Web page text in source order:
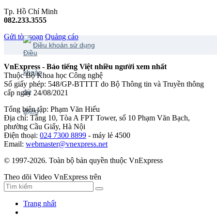
Tp. Hồ Chí Minh
082.233.3555
Gửi tòa soạn Quảng cáo
Điều khoản sử dụng
VnExpress - Báo tiếng Việt nhiều người xem nhất
Thuộc Bộ Khoa học Công nghệ
Số giấy phép: 548/GP-BTTTT do Bộ Thông tin và Truyền thông
cấp ngày 24/08/2021
Tổng biên tập: Phạm Văn Hiếu
Địa chỉ: Tầng 10, Tòa A FPT Tower, số 10 Phạm Văn Bạch,
phường Cầu Giấy, Hà Nội
Điện thoại: 024 7300 8899 - máy lẻ 4500
Email: webmaster@vnexpress.net
© 1997-2026. Toàn bộ bản quyền thuộc VnExpress
Theo dõi Video VnExpress trên
Trang nhất